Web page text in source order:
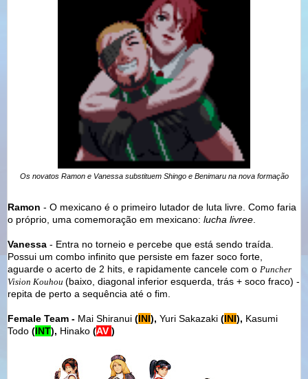
Os novatos Ramon e Vanessa substituem Shingo e Benimaru na nova formação
Ramon - O mexicano é o primeiro lutador de luta livre. Como faria
o próprio, uma comemoração em mexicano: lucha livree.
Vanessa - Entra no torneio e percebe que está sendo traída.
Possui um combo infinito que persiste em fazer soco forte,
aguarde o acerto de 2 hits, e rapidamente cancele com o Puncher
Vision Kouhou (baixo, diagonal inferior esquerda, trás + soco fraco) -
repita de perto a sequência até o fim.
Female Team - Mai Shiranui (INI), Yuri Sakazaki (INI), Kasumi
Todo (INT), Hinako (AV )